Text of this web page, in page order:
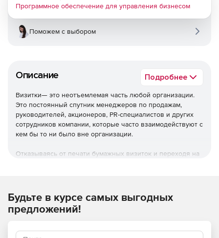
Описание Подробнее
Визитки— это неотъемлемая часть любой организации.
Это постоянный спутник менеджеров по продажам,
руководителей, акционеров, PR-специалистов и других
сотрудников компании, которые часто взаимодействуют с
кем бы то ни было вне организации.
Отказываясь от печати бумажных визиток и переходя на
вашей компании.MyQRcardsпозволят добавлять и
удалять сотрудников, обновлять карточки, а также быстро
скрытых расходов или дополнительных платежей.
Программное обеспечение для управления бизнесом
Поможем с выбором
Будьте в курсе самых выгодных
предложений!